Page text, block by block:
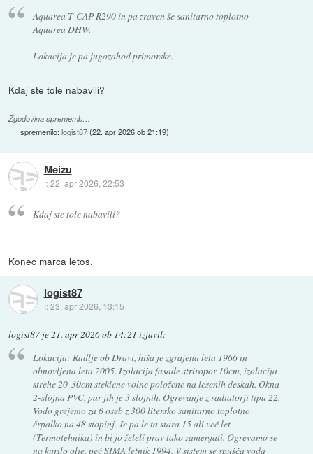
Aquarea T-CAP R290 in pa zraven še sanitarno toplotno
Aquarea DHW.
Lokacija je pa jugozahod primorske.
Kdaj ste tole nabavili?
Zgodovina sprememb…
spremenilo:logist87(22. apr 2026 ob 21:19)
Meizu
::22. apr 2026, 22:53
Kdaj ste tole nabavili?
Konec marca letos.
logist87
::23. apr 2026, 13:15
logist87 je 21. apr 2026 ob 14:21 izjavil:
Lokacija: Radlje ob Dravi, hiša je zgrajena leta 1966 in
obnovljena leta 2005. Izolacija fasade striropor 10cm, izolacija
strehe 20-30cm steklene volne položene na lesenih deskah. Okna
2-slojna PVC, par jih je 3 slojnih. Ogrevanje z radiatorji tipa 22.
Vodo grejemo za 6 oseb z 300 litersko sanitarno toplotno
črpalko na 48 stopinj. Je pa le ta stara 15 ali več let
(Termotehnika) in bi jo želeli prav tako zamenjati. Ogrevamo se
na kurilo olje, peč SIMA letnik 1994. V sistem se spušča voda